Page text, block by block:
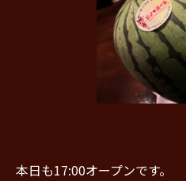
本日も17:00オープンです。